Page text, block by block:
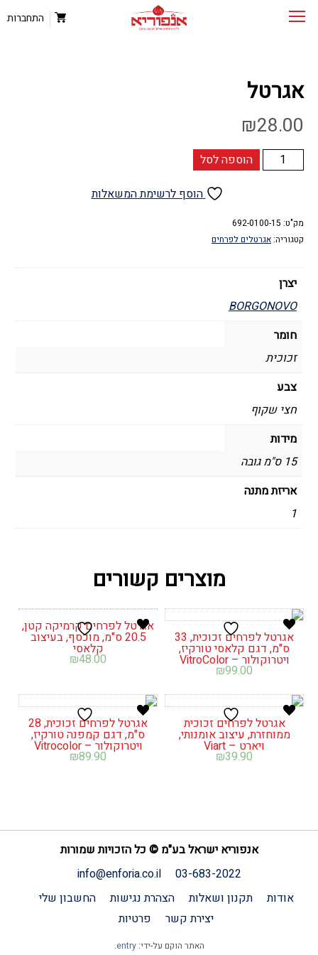
התחברות
אגרטל
₪28.00
כמות
של
הוספה לסל
הוסף לרשימת המשאלות
מק"ט: 692-0100-15
קטגוריה: אגרטלים לפרחים
יצרן
BORGONOVO
חומר
זכוכית
צבע
חצי שקוף
מידות
15 ס"מ גובה
אריזת מתנה
1
מוצרים קשורים
אגרטל לפרחים זכוכית, 33
ס"מ, דגם קלאסי טורקיז,
ויטרוקולור – VitroColor
₪99.00
אגרטל לפרחים קרמיקה קטן,
20.5 ס"מ, מוכסף, בעיצוב
קלאסי
₪48.00
אגרטל לפרחים זכוכית
ממוחזרת, עיצוב אומנותי,
ויארט – Viart
₪39.90
אגרטל לפרחים זכוכית, 28
ס"מ, דגם קמפנה טורקיז,
ויטרוקולור – Vitrocolor
₪89.90
אנפוריא ישראל בע"מ © כל הזכויות שמורות
03-683-2022
info@enforia.co.il
אודות
תקנון ושאלות הצהרת נגישות
החשבון שלי
יצירת קשר
פרטיות
האתר הוקם על-ידי:entry
.